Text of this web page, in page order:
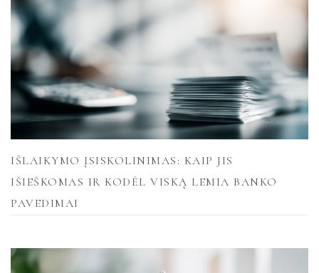
IŠLAIKYMO ĮSISKOLINIMAS: KAIP JIS
IŠIEŠKOMAS IR KODĖL VISKĄ LEMIA BANKO
PAVEDIMAI